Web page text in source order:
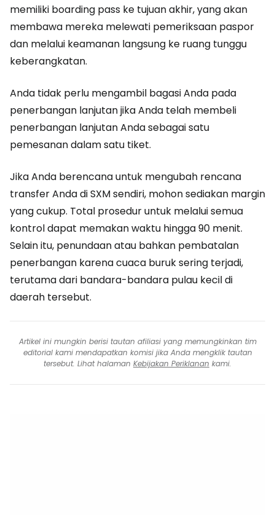
memiliki boarding pass ke tujuan akhir, yang akan
membawa mereka melewati pemeriksaan paspor
dan melalui keamanan langsung ke ruang tunggu
keberangkatan.
Anda tidak perlu mengambil bagasi Anda pada
penerbangan lanjutan jika Anda telah membeli
penerbangan lanjutan Anda sebagai satu
pemesanan dalam satu tiket.
Jika Anda berencana untuk mengubah rencana
transfer Anda di SXM sendiri, mohon sediakan margin
yang cukup. Total prosedur untuk melalui semua
kontrol dapat memakan waktu hingga 90 menit.
Selain itu, penundaan atau bahkan pembatalan
penerbangan karena cuaca buruk sering terjadi,
terutama dari bandara-bandara pulau kecil di
daerah tersebut.
Artikel ini mungkin berisi tautan afiliasi yang memungkinkan tim
editorial kami mendapatkan komisi jika Anda mengklik tautan
tersebut. Lihat halaman Kebijakan Periklanan kami.